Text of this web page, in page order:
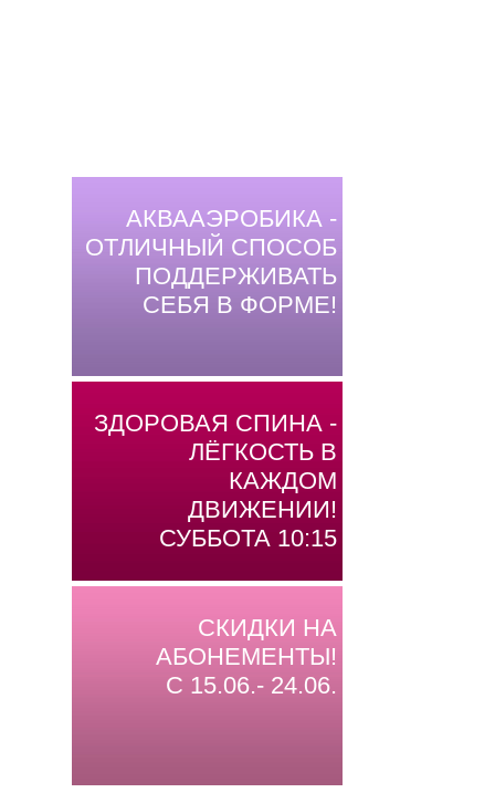
АКВААЭРОБИКА -
ОТЛИЧНЫЙ СПОСОБ
ПОДДЕРЖИВАТЬ
СЕБЯ В ФОРМЕ!
ЗДОРОВАЯ СПИНА -
ЛЁГКОСТЬ В
КАЖДОМ
ДВИЖЕНИИ!
СУББОТА 10:15
СКИДКИ НА
АБОНЕМЕНТЫ!
С 15.06.- 24.06.